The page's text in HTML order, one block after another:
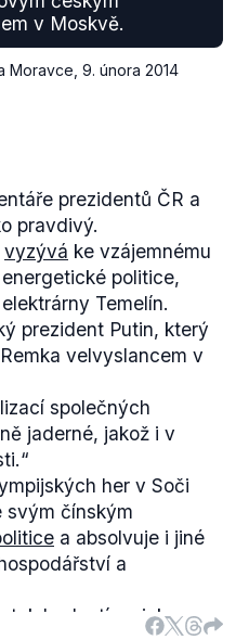
Borders a další.
je v rozporu s
Olympijskou chartou. V
popravami,
a etnickým skupinám,
zadržování. Na druhé
s Mezinárodním
neslučitelnost sportu
nelze označit za
charakter stále usilují
řada světových
prezident Joachim
protějšek François
lidských práv v
propagaci
rozhodl
za sportovní, nikoli
:„nedělejme z
Snažme se, aby se
práv říkaly při
v Moskvě.
Moravce 9. února 2014
prezidentů ČR a
pravdivý.
vyzývá ke vzájemnému
politice,
Temelín.
prezident Putin, který
velvyslancem v
společných
jaderné, jakož i v
her v Soči
svým čínským
a absolvuje i jiné
a
tak hodnotíme jako